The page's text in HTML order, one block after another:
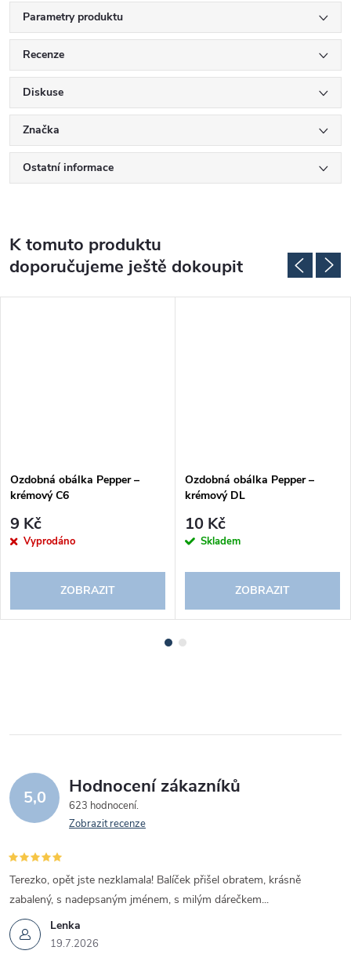
Parametry produktu
Recenze
Diskuse
Značka
Ostatní informace
K tomuto produktu
doporučujeme ještě dokoupit
Ozdobná obálka Pepper –
krémový C6
9 Kč
Vyprodáno
ZOBRAZIT
Ozdobná obálka Pepper –
krémový DL
10 Kč
Skladem
ZOBRAZIT
5,0 Hodnocení zákazníků
623 hodnocení
Zobrazit recenze
Lenka
19.7.2026
Terezko, opět jste nezklamala! Balíček přišel obratem, krásně
zabalený, s nadepsaným jménem, s milým dárečkem...